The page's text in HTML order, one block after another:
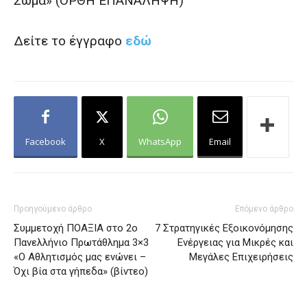
Δείτε το έγγραφο εδώ
Facebook X WhatsApp Email
Προηγούμενο άρθρο
Συμμετοχή ΠΟΑΞΙΑ στο 2ο
Πανελλήνιο Πρωτάθλημα 3×3
«Ο Αθλητισμός μας ενώνει –
Όχι βία στα γήπεδα» (βίντεο)
Επόμενο άρθρο
7 Στρατηγικές Εξοικονόμησης
Ενέργειας για Μικρές και
Μεγάλες Επιχειρήσεις